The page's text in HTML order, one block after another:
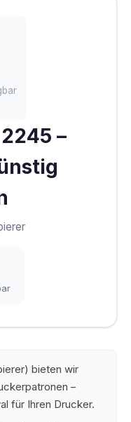
–
bieten wir
–
für Ihren Drucker.